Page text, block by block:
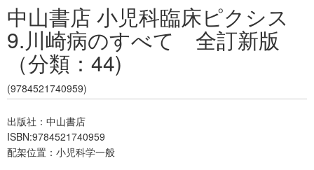
レジデント
中山書店 小児科臨床ピクシス
9.川崎病のすべて 全訂新版
（分類：44)
(9784521740959)
出版社：中山書店
ISBN:9784521740959
配架位置：小児科学一般